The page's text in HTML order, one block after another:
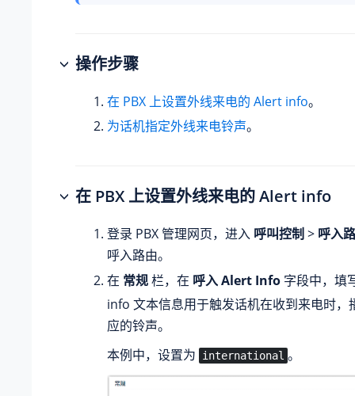
操作步骤
在 PBX 上设置外线来电的 Alert info。
为话机指定外线来电铃声。
在 PBX 上设置外线来电的 Alert info
登录 PBX 管理网页，进入 呼叫控制 > 呼入
呼入路由。
在 常规栏，在 呼入 Alert Info 字段中，填
info 文本信息用于触发话机在收到来电时，
应的铃声。
本例中，设置为
international 。